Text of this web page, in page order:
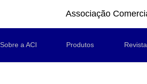
Associação
Sobre a ACI Produtos